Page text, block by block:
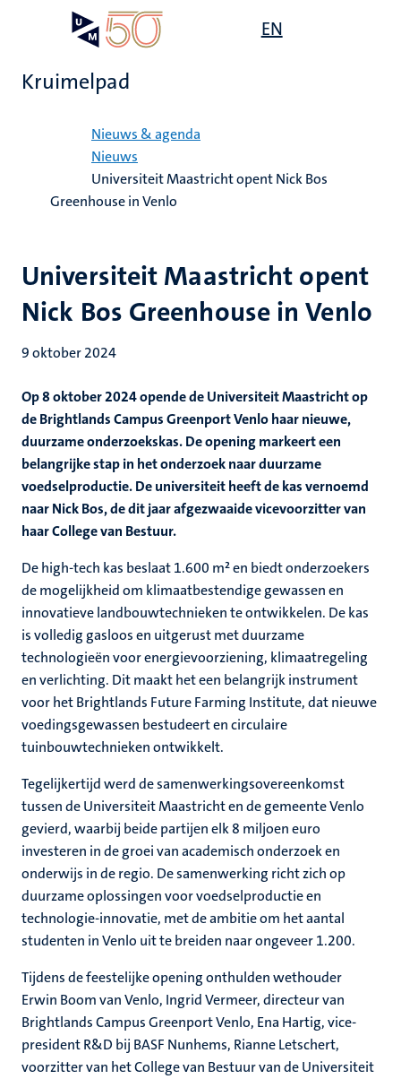
EN
Kruimelpad
Nieuws & agenda
Nieuws
Universiteit Maastricht opent Nick Bos
Greenhouse in Venlo
Universiteit Maastricht opent
Nick Bos Greenhouse in Venlo
9 oktober 2024
Op 8 oktober 2024 opende de Universiteit Maastricht op
de Brightlands Campus Greenport Venlo haar nieuwe,
duurzame onderzoekskas. De opening markeert een
belangrijke stap in het onderzoek naar duurzame
voedselproductie. De universiteit heeft de kas vernoemd
naar Nick Bos, de dit jaar afgezwaaide vicevoorzitter van
haar College van Bestuur.
De high-tech kas beslaat 1.600 m² en biedt onderzoekers
de mogelijkheid om klimaatbestendige gewassen en
innovatieve landbouwtechnieken te ontwikkelen. De kas
is volledig gasloos en uitgerust met duurzame
technologieën voor energievoorziening, klimaatregeling
en verlichting. Dit maakt het een belangrijk instrument
voor het Brightlands Future Farming Institute, dat nieuwe
voedingsgewassen bestudeert en circulaire
tuinbouwtechnieken ontwikkelt.
Tegelijkertijd werd de samenwerkingsovereenkomst
tussen de Universiteit Maastricht en de gemeente Venlo
gevierd, waarbij beide partijen elk 8 miljoen euro
investeren in de groei van academisch onderzoek en
onderwijs in de regio. De samenwerking richt zich op
duurzame oplossingen voor voedselproductie en
technologie-innovatie, met de ambitie om het aantal
studenten in Venlo uit te breiden naar ongeveer 1.200.
Tijdens de feestelijke opening onthulden wethouder
Erwin Boom van Venlo, Ingrid Vermeer, directeur van
Brightlands Campus Greenport Venlo, Ena Hartig, vice-
president R&D bij BASF Nunhems, Rianne Letschert,
voorzitter van het College van Bestuur van de Universiteit